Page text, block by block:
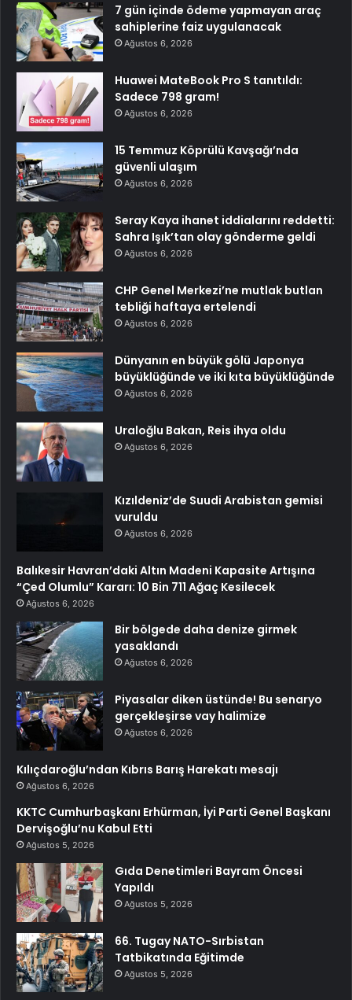
7 gün içinde ödeme yapmayan araç
sahiplerine faiz uygulanacak
Ağustos 6, 2026
Huawei MateBook Pro S tanıtıldı:
Sadece 798 gram!
Ağustos 6, 2026
15 Temmuz Köprülü Kavşağı’nda
güvenli ulaşım
Ağustos 6, 2026
Seray Kaya ihanet iddialarını reddetti:
Sahra Işık’tan olay gönderme geldi
Ağustos 6, 2026
CHP Genel Merkezi’ne mutlak butlan
tebliği haftaya ertelendi
Ağustos 6, 2026
Dünyanın en büyük gölü Japonya
büyüklüğünde ve iki kıta büyüklüğünde
Ağustos 6, 2026
Uraloğlu Bakan, Reis ihya oldu
Ağustos 6, 2026
Kızıldeniz’de Suudi Arabistan gemisi
vuruldu
Ağustos 6, 2026
Balıkesir Havran’daki Altın Madeni Kapasite Artışına
“Çed Olumlu” Kararı: 10 Bin 711 Ağaç Kesilecek
Ağustos 6, 2026
Bir bölgede daha denize girmek
yasaklandı
Ağustos 6, 2026
Piyasalar diken üstünde! Bu senaryo
gerçekleşirse vay halimize
Ağustos 6, 2026
Kılıçdaroğlu’ndan Kıbrıs Barış Harekatı mesajı
Ağustos 6, 2026
KKTC Cumhurbaşkanı Erhürman, İyi Parti Genel Başkanı
Dervişoğlu’nu Kabul Etti
Ağustos 5, 2026
Gıda Denetimleri Bayram Öncesi
Yapıldı
Ağustos 5, 2026
66. Tugay NATO-Sırbistan
Tatbikatında Eğitimde
Ağustos 5, 2026